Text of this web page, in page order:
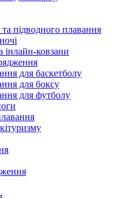
підводного плавання
інлайн-ковзани
для баскетболу
для боксу
для футболу